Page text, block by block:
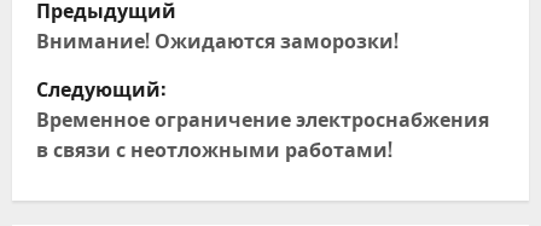
а
в
и
г
Предыдущий
Внимание! Ожидаются заморозки!
Следующий:
Временное ограничение электроснабжения
в связи с неотложными работами!